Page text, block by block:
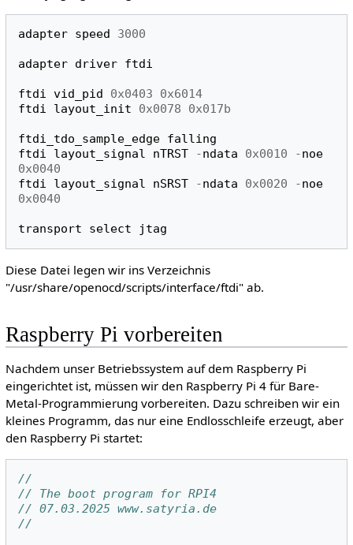
adapter speed 3000
adapter driver ftdi
ftdi vid_pid 0x0403
0x6014
ftdi
layout_init 0x0078 0x017b
ftdi_tdo_sample_edge falling
ftdi
layout_signal nTRST -ndata 0x0010 -noe
0x0040
ftdi
layout_signal nSRST -ndata 0x0020 -noe
0x0040
transport select jtag
Diese Datei legen wir ins Verzeichnis
"/usr/share/openocd/scripts/interface/ftdi" ab.
Raspberry Pi vorbereiten
Nachdem unser Betriebssystem auf dem Raspberry Pi
eingerichtet ist, müssen wir den Raspberry Pi 4 für Bare-
Metal-Programmierung vorbereiten. Dazu schreiben wir ein
kleines Programm, das nur eine Endlosschleife erzeugt, aber
den Raspberry Pi startet:
//
// The boot program for RPI4
// 07.03.2025 www.satyria.de
//